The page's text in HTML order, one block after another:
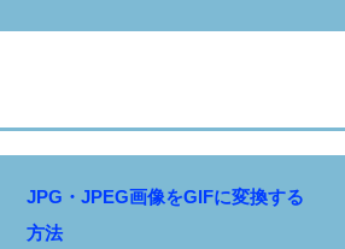
JPG・JPEG画像をGIFに変換する
方法